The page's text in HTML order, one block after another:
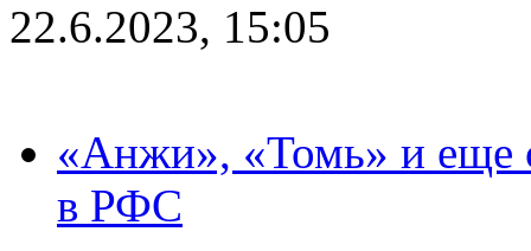
22.6.2023, 15:05
«Анжи», «Томь» и еще
в РФС